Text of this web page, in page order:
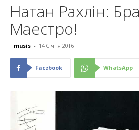
Натан Рахлін:
Маестро!
musis - 14 Січня 2016
Facebook WhatsApp